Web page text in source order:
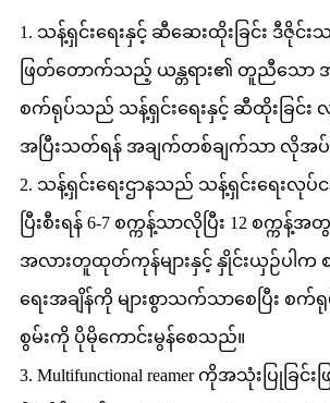
1. သန့်ရှင်းရေးနှင့် ဆီဆေးထိုးခြင်း ဒီဇိုင်
ဖြတ်တောက်သည့် ယန္တရား၏ တူညီသော
စက်ရုပ်သည် သန့်ရှင်းရေးနှင့် ဆီထိုးခြင်း
အပြီးသတ်ရန် အချက်တစ်ချက်သာ လိုအ
2. သန့်ရှင်းရေးဌာနသည် သန့်ရှင်းရေးလု
ပြီးစီးရန် 6-7 စက္ကန့်သာလိုပြီး 12 စက္ကန့်အတွ
အလားတူထုတ်ကုန်များနှင့် နှိုင်းယှဉ်ပါက
ရေးအချိန်ကို များစွာသက်သာစေပြီး စ
စွမ်းကို ပိုမိုကောင်းမွန်စေသည်။
3. Multifunctional reamer ကိုအသုံးပြုခြင်း